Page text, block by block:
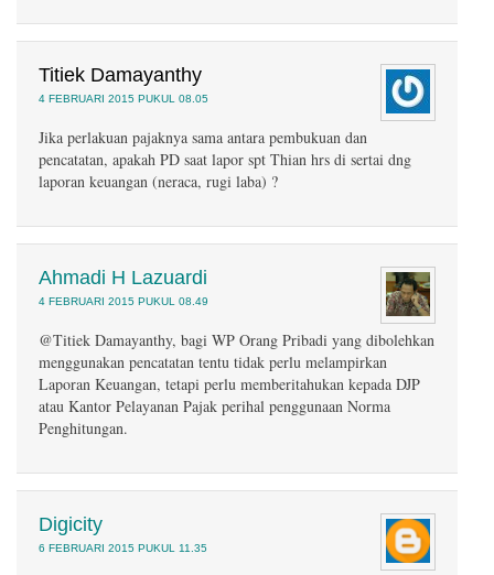
Titiek Damayanthy
4 FEBRUARI 2015 PUKUL 08.05
Jika perlakuan pajaknya sama antara pembukuan dan
pencatatan, apakah PD saat lapor spt Thian hrs di sertai dng
laporan keuangan (neraca, rugi laba) ?
Ahmadi H Lazuardi
4 FEBRUARI 2015 PUKUL 08.49
@Titiek Damayanthy, bagi WP Orang Pribadi yang dibolehkan
menggunakan pencatatan tentu tidak perlu melampirkan
Laporan Keuangan, tetapi perlu memberitahukan kepada DJP
atau Kantor Pelayanan Pajak perihal penggunaan Norma
Penghitungan.
Digicity
6 FEBRUARI 2015 PUKUL 11.35